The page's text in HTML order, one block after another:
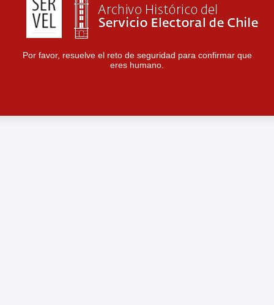
Por favor, resuelve el reto de seguridad para confirmar que
eres humano.